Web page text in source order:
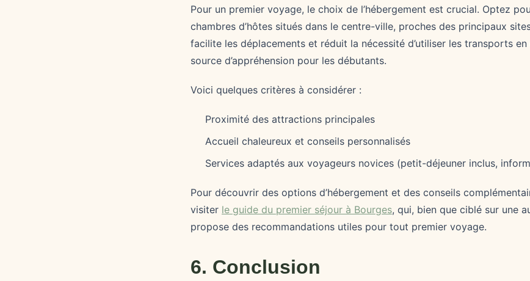
Pour un premier voyage, le choix de l’hébergement est crucial. Optez
chambres d’hôtes situés dans le centre-ville, proches des principaux
facilite les déplacements et réduit la nécessité d’utiliser les transports
source d’appréhension pour les débutants.
Voici quelques critères à considérer :
Proximité des attractions principales
Accueil chaleureux et conseils personnalisés
Services adaptés aux voyageurs novices (petit-déjeuner inclus,
Pour découvrir des options d’hébergement et des conseils
visiter le guide du premier séjour à Bourges, qui, bien que ciblé sur une
propose des recommandations utiles pour tout premier voyage.
6. Conclusion